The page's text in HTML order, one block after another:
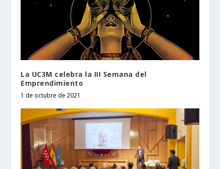
La UC3M celebra la III Semana del
Emprendimiento
1 de octubre de 2021